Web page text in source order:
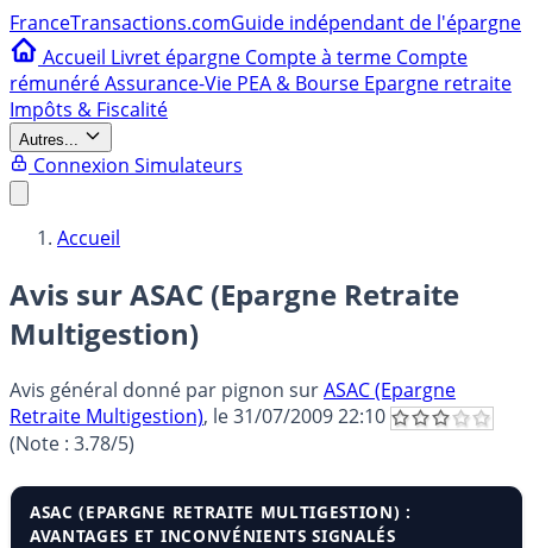
FranceTransactions.comGuide indépendant de l'épargne
Accueil Livret épargne Compte à terme Compte
rémunéréAssurance-Vie PEA & Bourse Epargne retraite
Impôts & Fiscalité
Autres...
Connexion Simulateurs
Accueil
Avis sur ASAC (Epargne Retraite
Multigestion)
Avis général donné par pignon surASAC (Epargne
Retraite Multigestion), le31/07/2009 22:10
(Note : 3.78/5)
ASAC (EPARGNE RETRAITE MULTIGESTION) :
AVANTAGES ET INCONVÉNIENTS SIGNALÉS